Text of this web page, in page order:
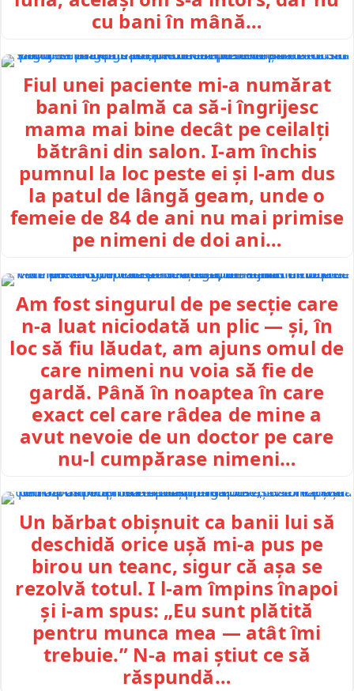
cu bani în mână…
Fiul unei paciente mi-a numărat
bani în palmă ca să-i îngrijesc
mama mai bine decât pe ceilalți
bătrâni din salon. I-am închis
pumnul la loc peste ei și l-am dus
la patul de lângă geam, unde o
femeie de 84 de ani nu mai primise
pe nimeni de doi ani…
Am fost singurul de pe secție care
n-a luat niciodată un plic — și, în
loc să fiu lăudat, am ajuns omul de
care nimeni nu voia să fie de
gardă. Până în noaptea în care
exact cel care râdea de mine a
avut nevoie de un doctor pe care
nu-l cumpărase nimeni…
Un bărbat obișnuit ca banii lui să
deschidă orice ușă mi-a pus pe
birou un teanc, sigur că așa se
rezolvă totul. I l-am împins înapoi
și i-am spus: „Eu sunt plătită
pentru munca mea — atât îmi
trebuie.” N-a mai știut ce să
răspundă…